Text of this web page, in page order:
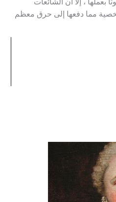
بعملها ، إلا أن الشائعات
مما دفعها إلى حرق معظم